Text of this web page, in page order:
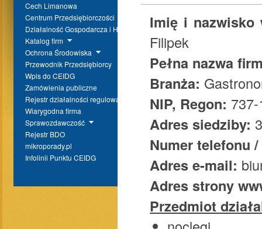
Cech Limanowa
Centrum Przedsiębiorczości
Działalność Gospodarcza i Handel
Katalog firm
Ochrona Środowiska
Przewodnik Przedsiębiorcy
Wpis do CEIDG
Zamówienia publiczne
Rejestr działalności regulowanej
Wiarygodna firma
Sprawozdawczość
Rejestr BDO
mikroporady.pl
Infolinii Punktu CEIDG
Imię i nazwisko
Filipek
Pełna nazwa
Branża:
NIP, Regon:
Adres siedziby:
Numer telefonu
Adres e-mail:
Adres strony
Przedmiot